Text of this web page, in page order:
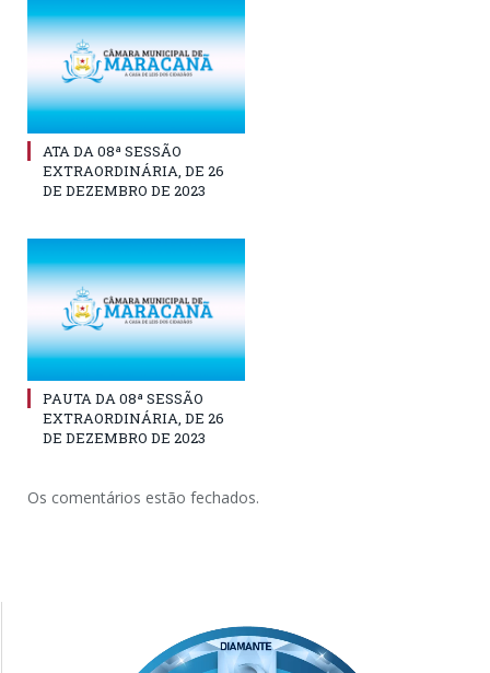
ATA DA 08ª SESSÃO
EXTRAORDINÁRIA, DE 26
DE DEZEMBRO DE 2023
PAUTA DA 08ª SESSÃO
EXTRAORDINÁRIA, DE 26
DE DEZEMBRO DE 2023
Os comentários estão fechados.